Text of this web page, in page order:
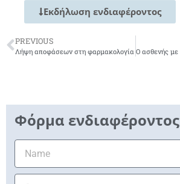
Εκδήλωση ενδιαφέροντος
PREVIOUS
Λήψη αποφάσεων στη φαρμακολογία
Φόρμα ενδιαφέροντος